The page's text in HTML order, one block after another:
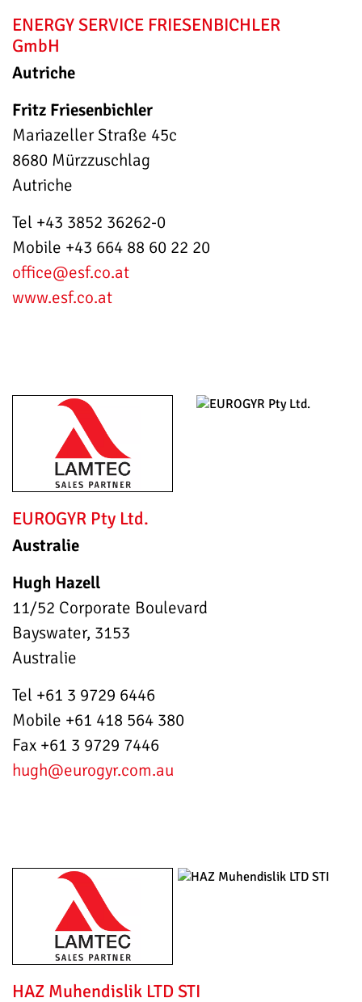
ENERGY SERVICE FRIESENBICHLER
GmbH
Autriche
Fritz Friesenbichler
Mariazeller Straße 45c
8680 Mürzzuschlag
Autriche
Tel +43 3852 36262-0
Mobile +43 664 88 60 22 20
office@esf.co.at
www.esf.co.at
EUROGYR Pty Ltd.
Australie
Hugh Hazell
11/52 Corporate Boulevard
Bayswater, 3153
Australie
Tel +61 3 9729 6446
Mobile +61 418 564 380
Fax +61 3 9729 7446
hugh@eurogyr.com.au
HAZ Muhendislik LTD STI